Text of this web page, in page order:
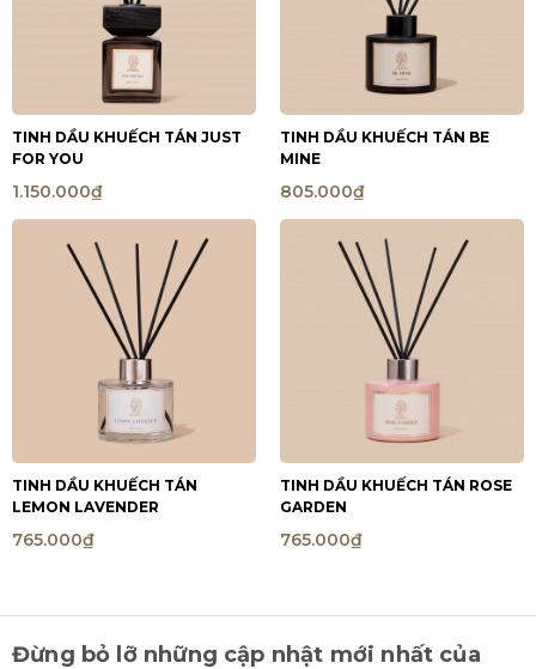
TINH DẦU KHUẾCH TÁN JUST
FOR YOU
1.150.000₫
TINH DẦU KHUẾCH TÁN BE
MINE
805.000₫
TINH DẦU KHUẾCH TÁN
LEMON LAVENDER
765.000₫
TINH DẦU KHUẾCH TÁN ROSE
GARDEN
765.000₫
Đừng bỏ lỡ những cập nhật mới nhất của